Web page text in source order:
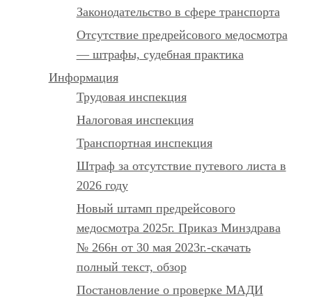
Законодательство в сфере транспорта
Отсутствие предрейсового медосмотра
— штрафы, судебная практика
Информация
Трудовая инспекция
Налоговая инспекция
Транспортная инспекция
Штраф за отсутствие путевого листа в
2026 году
Новый штамп предрейсового
медосмотра 2025г. Приказ Минздрава
№ 266н от 30 мая 2023г.-скачать
полный текст, обзор
Постановление о проверке МАДИ